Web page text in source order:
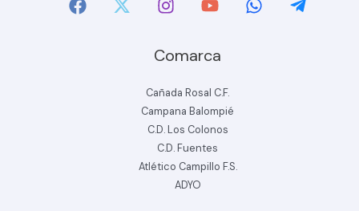
Comarca
Cañada Rosal C.F.
Campana Balompié
C.D. Los Colonos
C.D. Fuentes
Atlético Campillo F.S.
ADYO